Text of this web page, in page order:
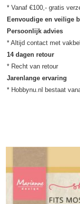
Eenvoudige en veilige
Persoonlijk advies
14 dagen retour
Jarenlange ervaring
* Hobbynu.nl bestaat